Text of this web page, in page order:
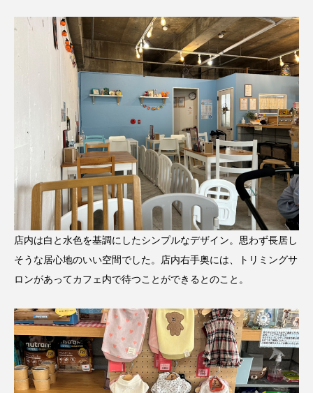
店内は白と水色を基調にしたシンプルなデザイン。思わず長居し
そうな居心地のいい空間でした。店内右手奥には、
トリミングサ
ロンがあってカフェ内で待つことができるとのこと。